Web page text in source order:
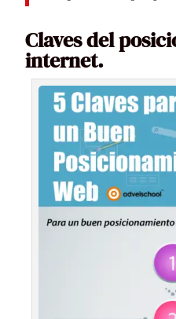
Claves del
internet.